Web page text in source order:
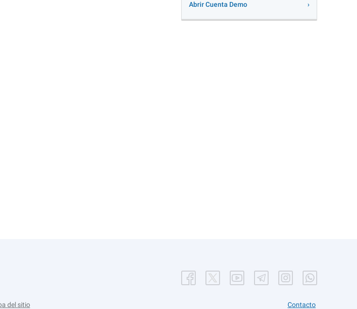
Abrir Cuenta Demo
del sitio Contacto